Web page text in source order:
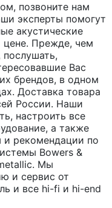
позвоните нам
эксперты помогут
акустические
цене. Прежде, чем
Вас
брендов, в одном
Доставка товара
России. Наши
настроить все
а также
и рекомендации по
Bowers &
Мы
и сервис от
и все hi-fi и hi-end